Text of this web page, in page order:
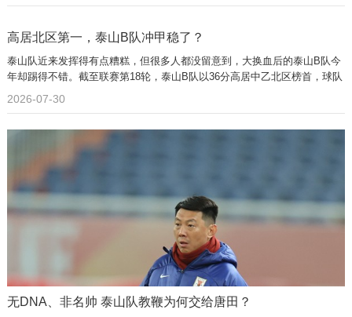
高居北区第一，泰山B队冲甲稳了？
泰山队近来发挥得有点糟糕，但很多人都没留意到，大换血后的泰山B队今
年却踢得不错。截至联赛第18轮，泰山B队以36分高居中乙北区榜首，球队
杀入冲甲组希望很大。
2026-07-30
无DNA、非名帅 泰山队教鞭为何交给唐田？